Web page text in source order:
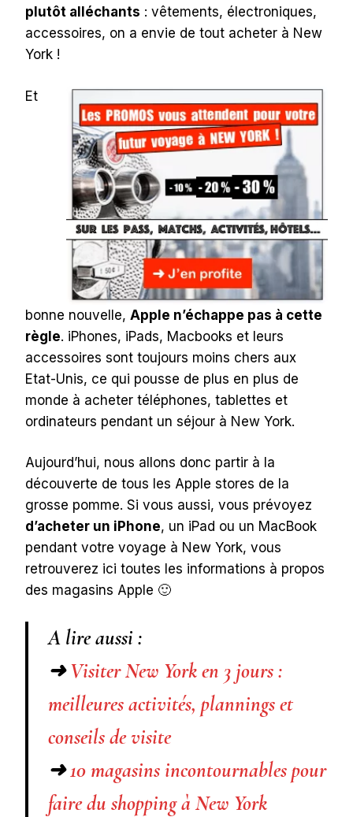
plutôt alléchants : vêtements, électroniques,
accessoires, on a envie de tout acheter à New
York !
Et
bonne nouvelle, Apple n’échappe pas à cette
règle. iPhones, iPads, Macbooks et leurs
accessoires sont toujours moins chers aux
Etat-Unis, ce qui pousse de plus en plus de
monde à acheter téléphones, tablettes et
ordinateurs pendant un séjour à New York.
Aujourd’hui, nous allons donc partir à la
découverte de tous les Apple stores de la
grosse pomme. Si vous aussi, vous prévoyez
d’acheter un iPhone, un iPad ou un MacBook
pendant votre voyage à New York, vous
retrouverez ici toutes les informations à propos
des magasins Apple 🙂
A lire aussi :
➜Visiter New York en 3 jours :
meilleures activités, plannings et
conseils de visite
➜10 magasins incontournables pour
faire du shopping à New York